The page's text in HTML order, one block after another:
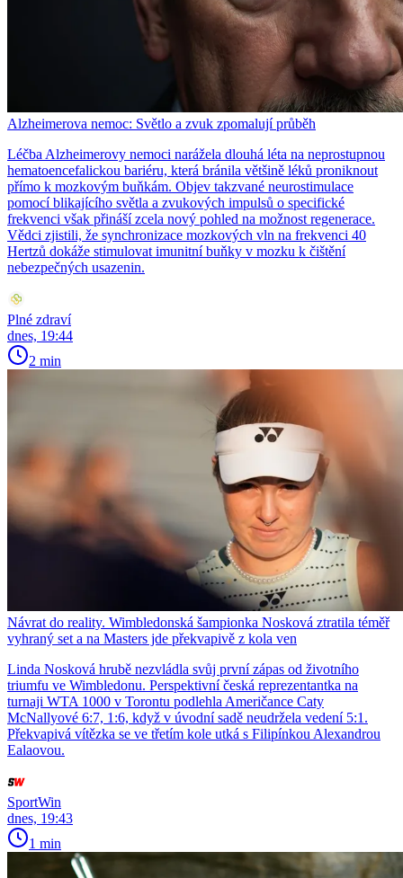
Alzheimerova nemoc: Světlo a zvuk zpomalují průběh
Léčba Alzheimerovy nemoci narážela dlouhá léta na neprostupnou
hematoencefalickou bariéru, která bránila většině léků proniknout
přímo k mozkovým buňkám. Objev takzvané neurostimulace
pomocí blikajícího světla a zvukových impulsů o specifické
frekvenci však přináší zcela nový pohled na možnost regenerace.
Vědci zjistili, že synchronizace mozkových vln na frekvenci 40
Hertzů dokáže stimulovat imunitní buňky v mozku k čištění
nebezpečných usazenin.
Plné zdraví
dnes, 19:44
2 min
Návrat do reality. Wimbledonská šampionka Nosková ztratila téměř
vyhraný set a na Masters jde překvapivě z kola ven
Linda Nosková hrubě nezvládla svůj první zápas od životního
triumfu ve Wimbledonu. Perspektivní česká reprezentantka na
turnaji WTA 1000 v Torontu podlehla Američance Caty
McNallyové 6:7, 1:6, když v úvodní sadě neudržela vedení 5:1.
Překvapivá vítězka se ve třetím kole utká s Filipínkou Alexandrou
Ealaovou.
SportWin
dnes, 19:43
1 min